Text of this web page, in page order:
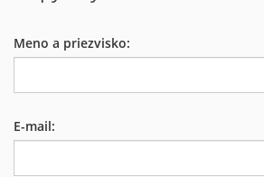
Meno a priezvisko:
E-mail: